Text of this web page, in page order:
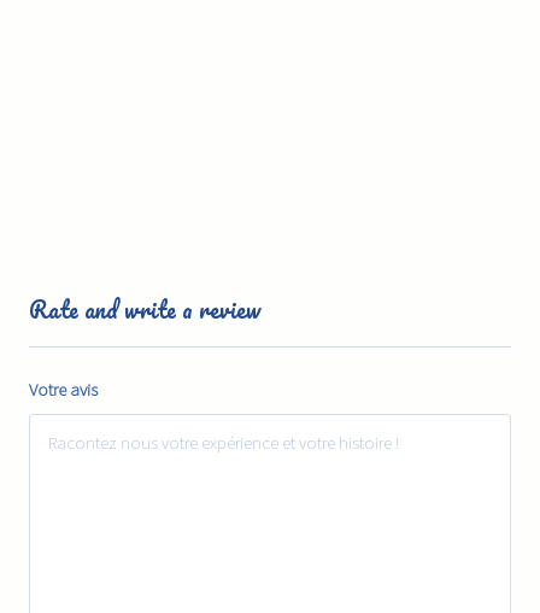
Rate and write a review
Votre avis